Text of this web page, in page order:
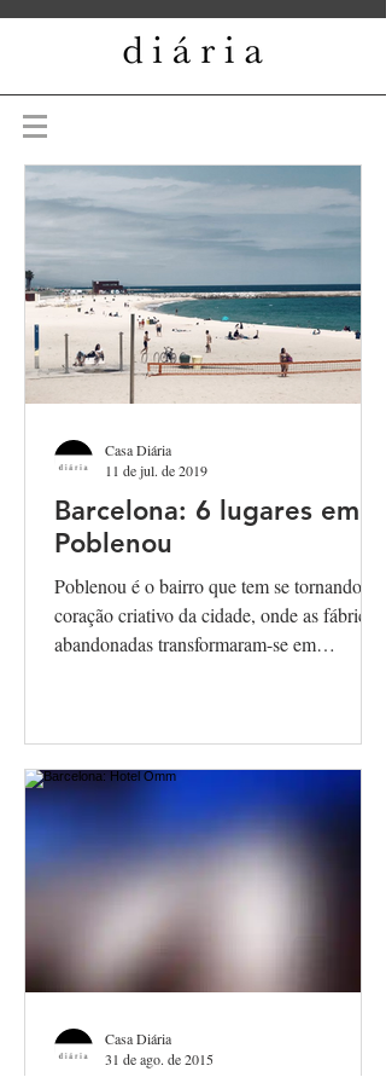
Barcelona: 6 lugares em
Poblenou
Poblenou é o bairro que tem se tornando o
coração criativo da cidade, onde as fábricas
abandonadas transformaram-se em
Casa Diária
11 de jul. de 2019
Casa Diária
31 de ago. de 2015